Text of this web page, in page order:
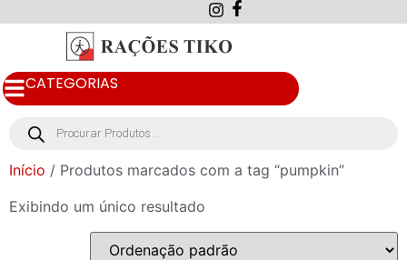
CATEGORIAS
Início / Produtos marcados com a tag “pumpkin”
Exibindo um único resultado